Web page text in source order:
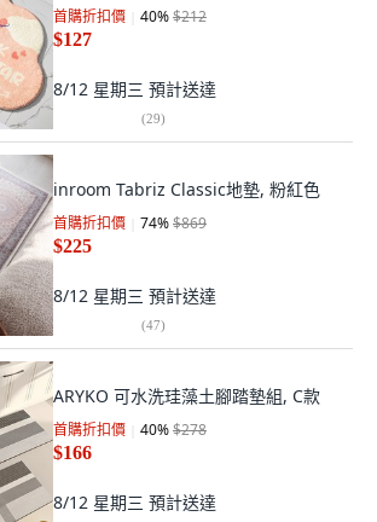
首購折扣價 40%$212
$127
8/12 星期三 預計送達
(29)
inroom Tabriz Classic地墊, 粉紅色
首購折扣價 74%$869
$225
8/12 星期三 預計送達
(47)
ARYKO 可水洗珪藻土腳踏墊組, C款
首購折扣價 40%$278
$166
8/12 星期三 預計送達